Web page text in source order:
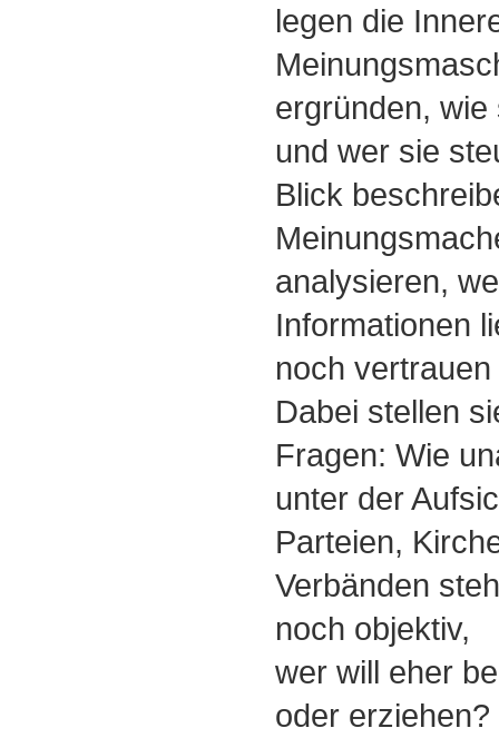
legen die
ergründen,
und wer sie
Blick
analysieren,
Informationen
noch
Dabei stellen
Fragen: Wie
unter der
Parteien,
Verbänden
noch objektiv,
wer will eher
oder